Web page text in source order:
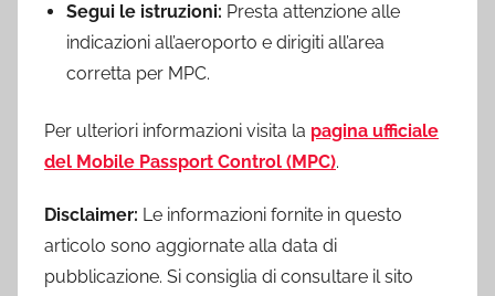
Segui le istruzioni: Presta attenzione alle
indicazioni all’aeroporto e dirigiti all’area
corretta per MPC.
Per ulteriori informazioni visita la pagina ufficiale
del Mobile Passport Control (MPC).
Disclaimer: Le informazioni fornite in questo
articolo sono aggiornate alla data di
pubblicazione. Si consiglia di consultare il sito